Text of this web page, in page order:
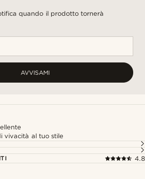
quando il prodotto tornerà
AVVISAMI
vivacità al tuo stile
4.8